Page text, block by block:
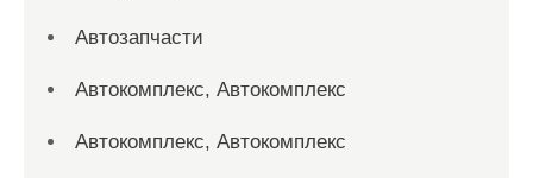
Автозапчасти
Автокомплекс, Автокомплекс
Автокомплекс, Автокомплекс